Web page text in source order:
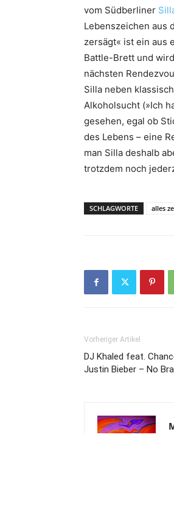
vom Südberliner
Lebenszeichen aus
zersägt« ist ein aus
Battle-Brett und
nächsten
Silla neben
Alkoholsucht (»Ich
gesehen, egal ob
des Lebens – eine
man Silla deshalb
trotzdem noch
SCHLAGWORTE alles
Vorheriger Artikel
DJ Khaled feat.
Justin Bieber – No